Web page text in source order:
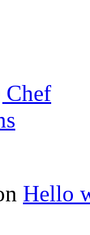
Chef
Hello